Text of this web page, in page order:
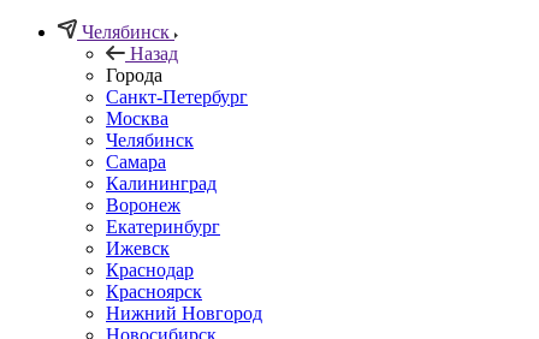
Челябинск
Назад
Города
Санкт-Петербург
Москва
Челябинск
Самара
Калининград
Воронеж
Екатеринбург
Ижевск
Краснодар
Красноярск
Нижний Новгород
Новосибирск